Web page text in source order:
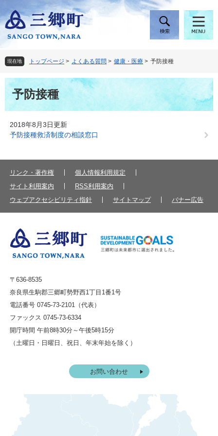
ー
ジ
頭
で
す
ニ
ュ
飛
ば
し
現在地 トップページ > よくある質問 > 健康・医療 > 予防接種
本
文予防接種
2018年8月3日更新
予防接種救済制度の相談窓口
リンク・著作権
個人情報利用規定
サイト利用案内
RSS利用案内
ウェブアクセシビリティ指針
サイトマップ バナー広告
〒636-8535
奈良県生駒郡三郷町勢野西1丁目1番1号
電話番号 0745-73-2101（代表）
ファックス 0745-73-6334
開庁時間 午前8時30分～午後5時15分
（土曜日・日曜日、祝日、年末年始を除く）
お問い合わせ